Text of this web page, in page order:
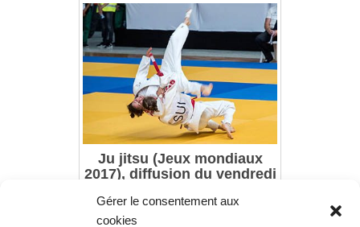
Gérer le consentement aux
cookies
Ju jitsu (Jeux mondiaux
2017), diffusion du vendredi